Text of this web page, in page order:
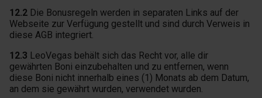
12.2 Die Bonusregeln werden in separaten Links auf der
Webseite zur Verfügung gestellt und sind durch Verweis in
diese AGB integriert.
12.3 LeoVegas behält sich das Recht vor, alle dir
gewährten Boni einzubehalten und zu entfernen, wenn
diese Boni nicht innerhalb eines (1) Monats ab dem Datum,
an dem sie gewährt wurden, verwendet wurden.